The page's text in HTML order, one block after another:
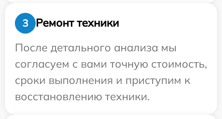
3
Ремонт техники
После детального анализа мы
согласуем с вами точную стоимость,
сроки выполнения и приступим к
восстановлению техники.